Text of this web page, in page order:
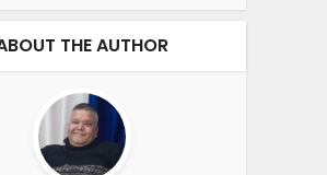
THE AUTHOR